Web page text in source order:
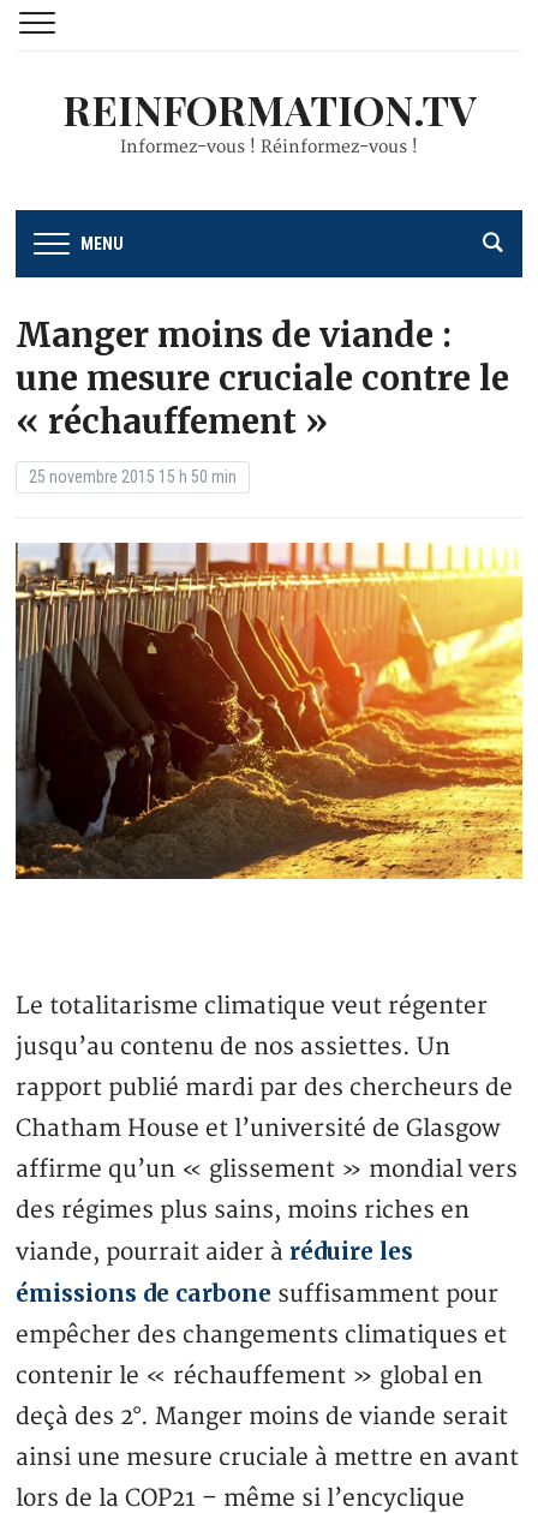
REINFORMATION.TV
Informez-vous ! Réinformez-vous !
MENU
Manger moins de viande :
une mesure cruciale contre le
« réchauffement »
25 novembre 2015 15 h 50 min
Le totalitarisme climatique veut régenter
jusqu’au contenu de nos assiettes. Un
rapport publié mardi par des chercheurs de
Chatham House et l’université de Glasgow
affirme qu’un « glissement » mondial vers
des régimes plus sains, moins riches en
viande, pourrait aider à réduire les
émissions de carbone suffisamment pour
empêcher des changements climatiques et
contenir le « réchauffement » global en
deçà des 2°. Manger moins de viande serait
ainsi une mesure cruciale à mettre en avant
lors de la COP21 – même si l’encyclique